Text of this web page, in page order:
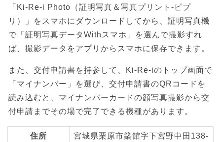
「Ki-Re-i Photo（証明写真＆写真プリント-ピプ
リ）」をスマホにダウンロードしてから、証明写真機
で「証明写真データWithスマホ」を選んで撮影すれ
ば、撮影データをアプリからスマホに保存できます。
また、交付申請書を持参して、Ki-Re-iのトップ画面で
「マイナンバー」を選び、交付申請書のQRコードを
読み込むと、マイナンバーカードの顔写真撮影から交
付申請までその場で完了できる機種があります。
住所
宮城県栗原市築館字下宮野中田138-